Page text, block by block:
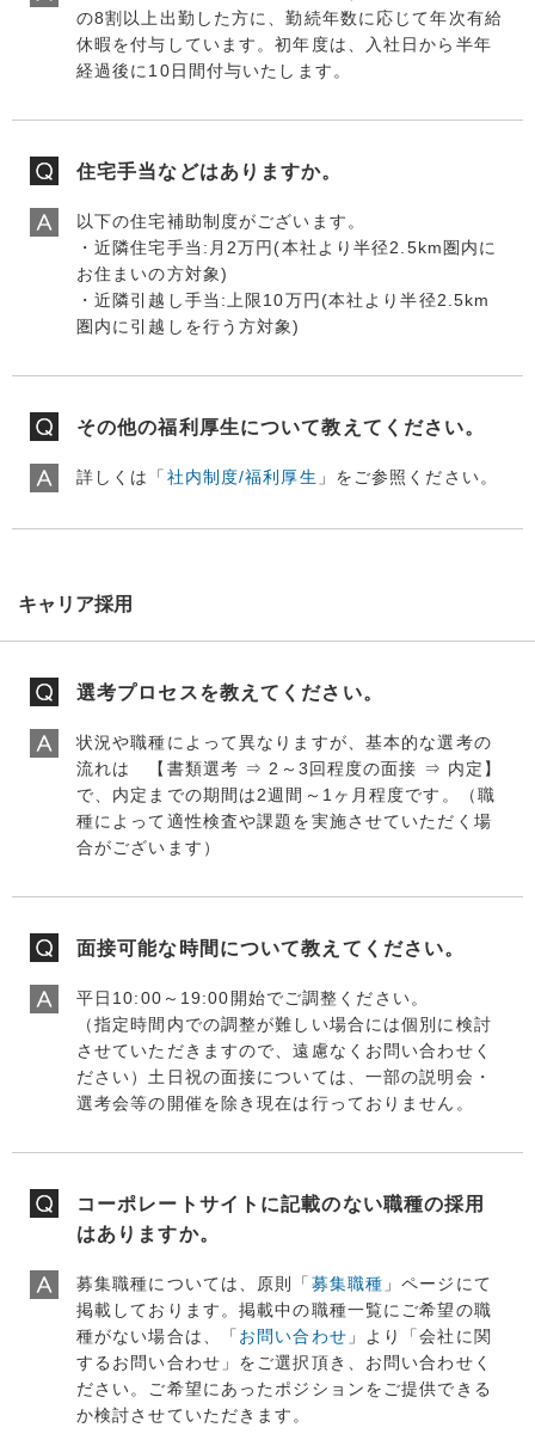
の8割以上出勤した方に、勤続年数に応じて年次有給
休暇を付与しています。初年度は、入社日から半年
経過後に10日間付与いたします。
住宅手当などはありますか。
以下の住宅補助制度がございます。
・近隣住宅手当:月2万円(本社より半径2.5km圏内に
お住まいの方対象)
・近隣引越し手当:上限10万円(本社より半径2.5km
圏内に引越しを行う方対象)
その他の福利厚生について教えてください。
詳しくは「社内制度/福利厚生 」をご参照ください。
キャリア採用
選考プロセスを教えてください。
状況や職種によって異なりますが、基本的な選考の
流れは 【書類選考 ⇒ 2～3回程度の面接 ⇒ 内定】
で、内定までの期間は2週間～1ヶ月程度です。（職
種によって適性検査や課題を実施させていただく場
合がございます）
面接可能な時間について教えてください。
平日10:00～19:00開始でご調整ください。
（指定時間内での調整が難しい場合には個別に検討
させていただきますので、遠慮なくお問い合わせく
ださい）土日祝の面接については、一部の説明会・
選考会等の開催を除き現在は行っておりません。
コーポレートサイトに記載のない職種の採用
はありますか。
募集職種については、原則「募集職種 」ページにて
掲載しております。掲載中の職種一覧にご希望の職
種がない場合は、「お問い合わせ 」より「会社に関
するお問い合わせ」をご選択頂き、お問い合わせく
ださい。ご希望にあったポジションをご提供できる
か検討させていただきます。